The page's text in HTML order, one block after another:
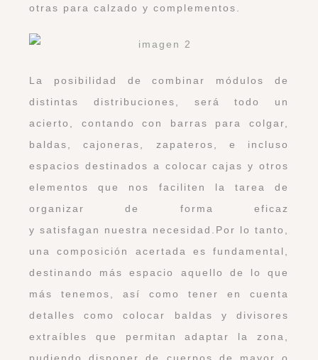
otras para calzado y complementos.
La posibilidad de combinar módulos de
distintas distribuciones, será todo un
acierto, contando con barras para colgar,
baldas, cajoneras, zapateros, e incluso
espacios destinados a colocar cajas y otros
elementos que nos faciliten la tarea de
organizar de forma eficaz
y satisfagan nuestra necesidad.Por lo tanto,
una composición acertada es fundamental,
destinando más espacio aquello de lo que
más tenemos, así como tener en cuenta
detalles como colocar baldas y divisores
extraíbles que permitan adaptar la zona,
pudiendo disponer de cuerpos de mayor o